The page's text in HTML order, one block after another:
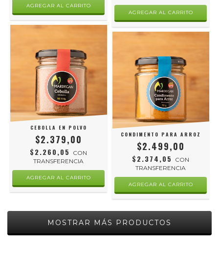
CEBOLLA EN POLVO
$2.379,00
$2.260,05
CON
TRANSFERENCIA
CONDIMENTO PARA ARROZ
$2.499,00
$2.374,05
CON
TRANSFERENCIA
MOSTRAR MÁS PRODUCTOS